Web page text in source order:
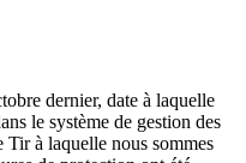
dernier, date à laquelle
le système de gestion des
Tir à laquelle nous sommes